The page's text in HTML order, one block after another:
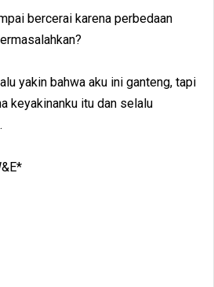
bercerai karena perbedaan
yakin bahwa aku ini ganteng, tapi
keyakinanku itu dan selalu